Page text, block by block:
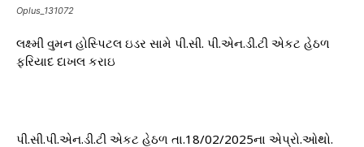
Oplus_131072
લક્ષ્મી વુમન હોસ્પિટલ ઇડર સામે પી.સી. પી.એન.ડી.ટી એકટ હેઠળ
ફરિયાદ દાખલ કરાઇ
પી.સી.પી.એન.ડી.ટી એકટ હેઠળ તા.18/02/2025ના એપ્રો.ઓથો.